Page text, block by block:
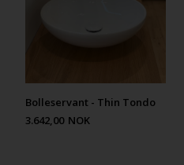
Bolleservant - Thin Tondo
3.642,00 NOK